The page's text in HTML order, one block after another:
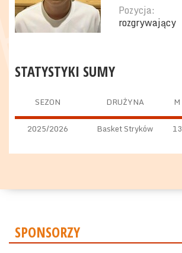
Pozycja:
rozgrywający
STATYSTYKI SUMY
SEZON DRUŻYNA M
2025/2026 Basket Stryków 13
SPONSORZY